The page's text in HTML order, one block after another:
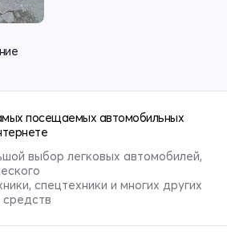
посещаемых автомобильных
выбор легковых автомобилей,
спецтехники и многих других